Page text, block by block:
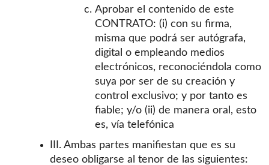
Aprobar el contenido de este
CONTRATO: (i) con su firma,
misma que podrá ser autógrafa,
digital o empleando medios
electrónicos, reconociéndola como
suya por ser de su creación y
control exclusivo; y por tanto es
fiable; y/o (ii) de manera oral, esto
es, vía telefónica
III. Ambas partes manifiestan que es su
deseo obligarse al tenor de las siguientes: